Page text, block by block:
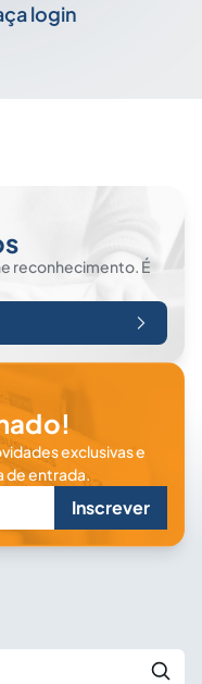
login
reconhecimento. É
exclusivas e
de entrada.
Inscrever